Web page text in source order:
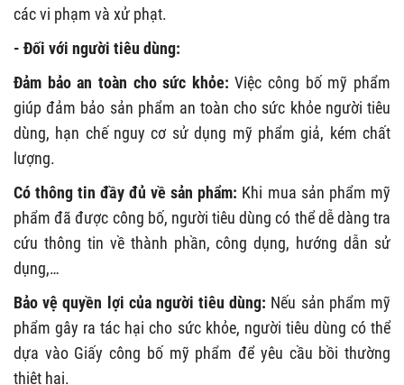
các vi phạm và xử phạt.
- Đối với người tiêu dùng:
Đảm bảo an toàn cho sức khỏe: Việc công bố mỹ phẩm
giúp đảm bảo sản phẩm an toàn cho sức khỏe người tiêu
dùng, hạn chế nguy cơ sử dụng mỹ phẩm giả, kém chất
lượng.
Có thông tin đầy đủ về sản phẩm: Khi mua sản phẩm mỹ
phẩm đã được công bố, người tiêu dùng có thể dễ dàng tra
cứu thông tin về thành phần, công dụng, hướng dẫn sử
dụng,…
Bảo vệ quyền lợi của người tiêu dùng: Nếu sản phẩm mỹ
phẩm gây ra tác hại cho sức khỏe, người tiêu dùng có thể
dựa vào Giấy công bố mỹ phẩm để yêu cầu bồi thường
thiệt hại.